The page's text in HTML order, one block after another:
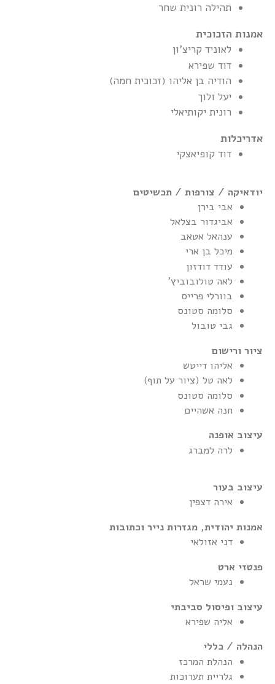
תהילה רונית שחר
אמנות הזכוכית
לאוניד קריצ'ון
דוד שפירא
הודיה בן אליהו (זכוכית חמה)
יעל ולוך
רונית יקותיאלי
אדריכלות
דוד קופיאצקי
יודאיקה / צורפות / תכשיטים
אבי בירן
אביגדור בצלאל
ענהאל אטאב
מיכל בן ארי
עודד דודזון
לאה טולובוביץ'
בוורלי פרייס
סלומה סטונס
גבי טובול
ציור ורישום
אליהו דייטש
לאה טל (ציור על תוף)
סלומה סטונס
חנה אשהיים
עיצוב אופנה
לרה למברג
עיצוב בעור
אירה דצפין
אמנות יהודית, מגזרות נייר וכתובות
דני אזולאי
פנטזי ארט
נעמי שראל
עיצוב ופיסול סביבתי
אליה שפירא
הנהלה / כללי
הנהלת המרכז
גלריית תערוכות